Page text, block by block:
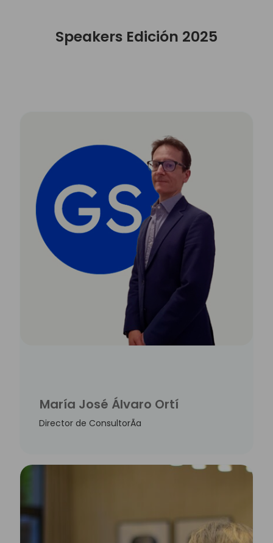
Speakers Edición 2025
María José Álvaro Ortí
Director de ConsultorÃ­a